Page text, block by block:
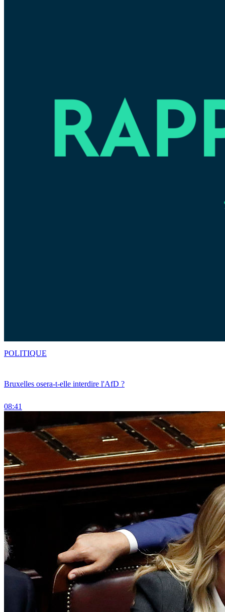
Bruxelles osera-t-elle interdire l'AfD ?
08:41
POLITIQUE